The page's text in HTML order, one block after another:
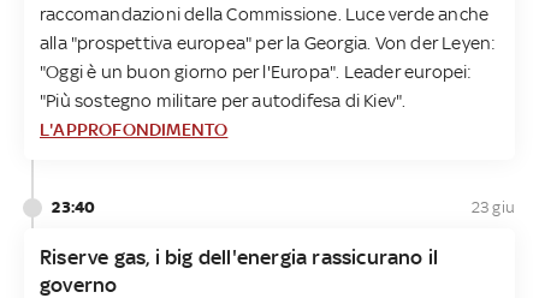
raccomandazioni della Commissione. Luce verde anche
alla "prospettiva europea" per la Georgia. Von der Leyen:
"Oggi è un buon giorno per l'Europa". Leader europei:
"Più sostegno militare per autodifesa di Kiev".
L'APPROFONDIMENTO
23:40 23 giu
Riserve gas, i big dell'energia rassicurano il
governo